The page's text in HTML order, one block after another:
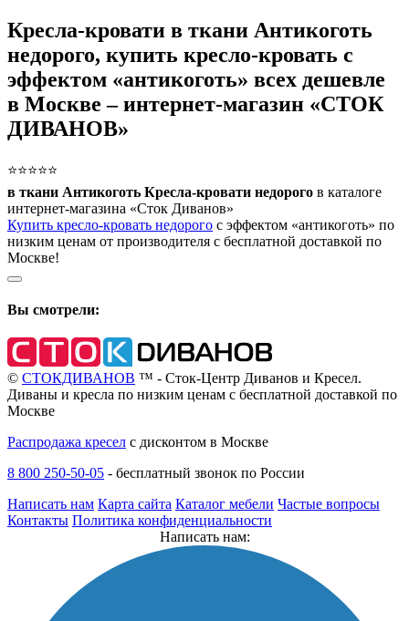
Кресла-кровати в ткани Антикоготь
недорого, купить кресло-кровать с
эффектом «антикоготь» всех дешевле
в Москве – интернет-магазин «СТОК
ДИВАНОВ»
⭐⭐⭐⭐⭐
в ткани Антикоготь Кресла-кровати недорого в каталоге
интернет-магазина «Сток Диванов»
Купить кресло-кровать недорого с эффектом «антикоготь» по
низким ценам от производителя с бесплатной доставкой по
Москве!
Вы смотрели:
© СТОКДИВАНОВ ™ - Сток-Центр Диванов и Кресел.
Диваны и кресла по низким ценам с бесплатной доставкой по
Москве
Распродажа кресел с дисконтом в Москве
8 800 250-50-05 - бесплатный звонок по России
Написать нам Карта сайта Каталог мебели Частые вопросы
Контакты Политика конфиденциальности
Написать нам: